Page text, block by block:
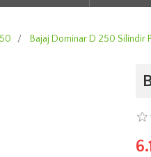
/ Bajaj Dominar D 250 Silindir